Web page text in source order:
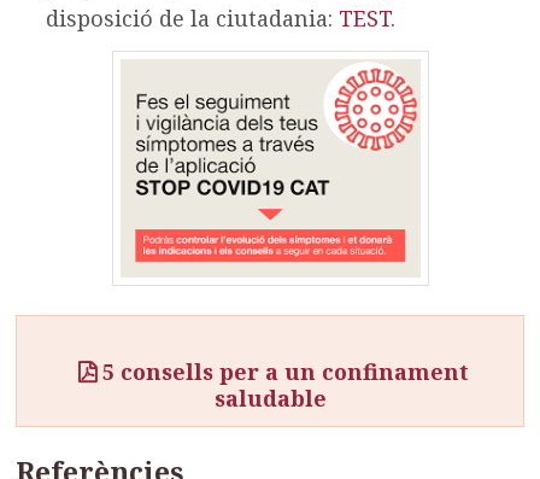
disposició de la ciutadania: TEST.
5 consells per a un confinament
saludable